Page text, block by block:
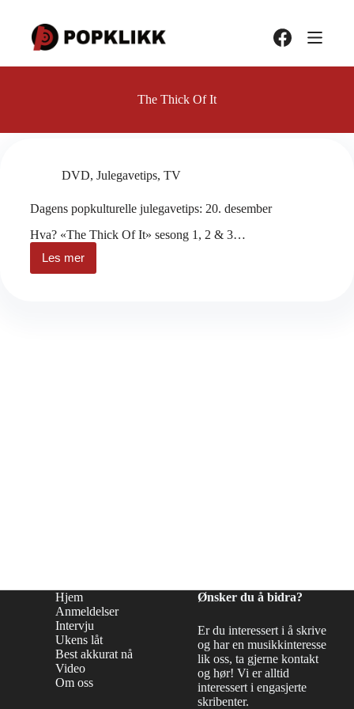
innholdet
The Thick Of It
DVD, Julegavetips, TV
Dagens popkulturelle julegavetips: 20. desember
Hva? «The Thick Of It» sesong 1, 2 & 3…
Les mer
Dagens
popkulturelle
Hjem
Anmeldelser
Intervju
Ukens låt
Best akkurat nå
Video
Om oss
Ønsker du å bidra?
Er du interessert i å skrive
og har en musikkinteresse
lik oss, ta gjerne kontakt
og hør! Vi er alltid
interessert i engasjerte
skribenter.